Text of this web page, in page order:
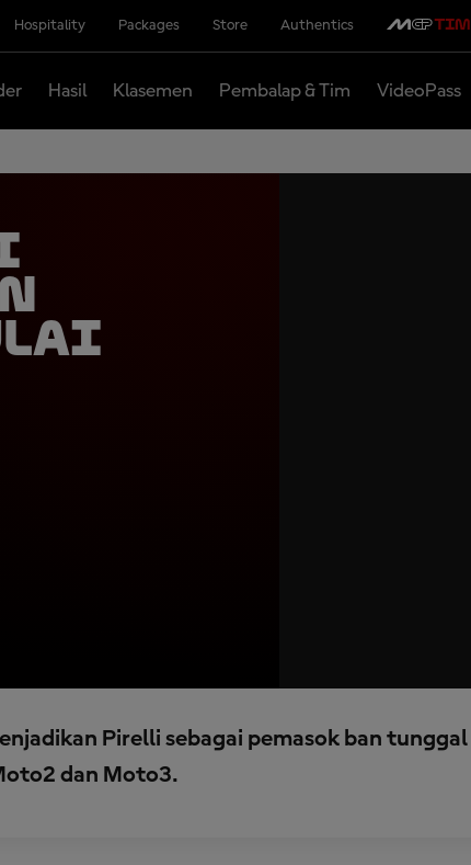
Hospitality Packages Store Authentics
Hasil Klasemen Pembalap & Tim VideoPass
Pirelli sebagai pemasok ban tunggal
dan Moto3.